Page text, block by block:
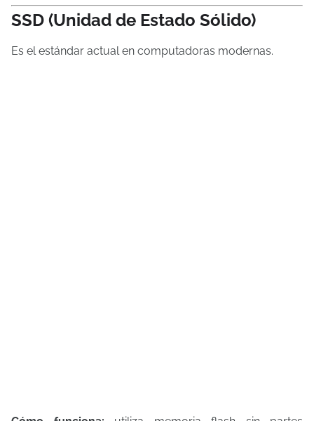
SSD (Unidad de Estado Sólido)
Es el estándar actual en computadoras modernas.